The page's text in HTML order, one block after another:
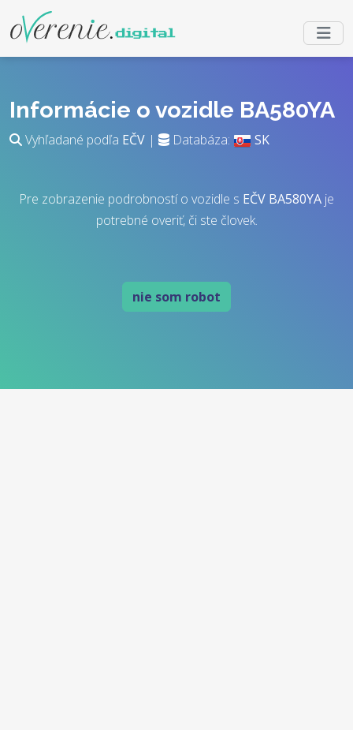
Informácie o vozidle BA580YA
Vyhľadané podľa EČV | Databáza: SK
Pre zobrazenie podrobností o vozidle s EČV BA580YA je
potrebné overiť, či ste človek.
nie som robot